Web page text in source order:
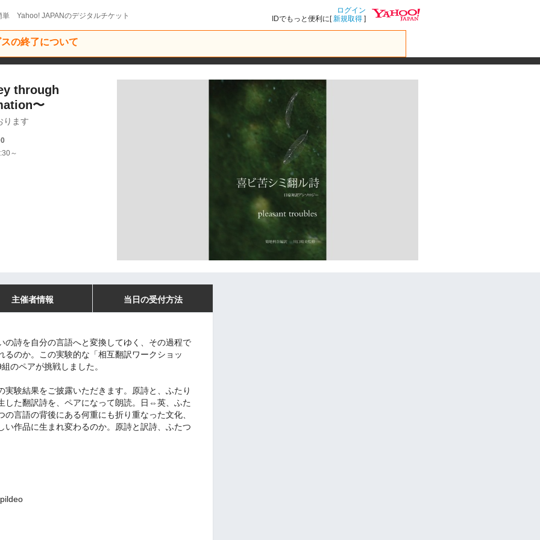
単 Yahoo! JAPANのデジタルチケット
ログイン
IDでもっと便利に[新規取得 ]
の終了について
through
〜
ります
～
主催者情報 当日の受付方法
の詩を自分の言語へと変換してゆく、その過程で
るのか。この実験的な「相互翻訳ワークショッ
のペアが挑戦しました。
験結果をご披露いただきます。原詩と、ふたり
した翻訳詩を、ペアになって朗読。日⇔英、ふた
言語の背後にある何重にも折り重なった文化、
い作品に生まれ変わるのか。原詩と訳詩、ふたつ